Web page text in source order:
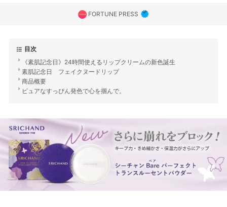
FORTUNE PRESS
目次
《素肌記念日》24時間使えるリップクリームの新色誕生
素肌記念日 フェイクヌードリップ
商品概要
ピュアなすっぴん発色で心を掴んで。